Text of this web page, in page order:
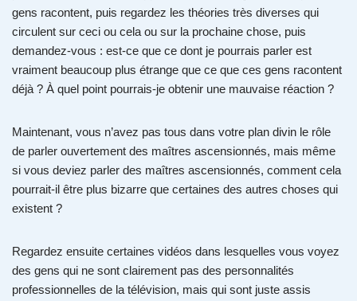
gens racontent, puis regardez les théories très diverses qui
circulent sur ceci ou cela ou sur la prochaine chose, puis
demandez-vous : est-ce que ce dont je pourrais parler est
vraiment beaucoup plus étrange que ce que ces gens racontent
déjà ? À quel point pourrais-je obtenir une mauvaise réaction ?
Maintenant, vous n’avez pas tous dans votre plan divin le rôle
de parler ouvertement des maîtres ascensionnés, mais même
si vous deviez parler des maîtres ascensionnés, comment cela
pourrait-il être plus bizarre que certaines des autres choses qui
existent ?
Regardez ensuite certaines vidéos dans lesquelles vous voyez
des gens qui ne sont clairement pas des personnalités
professionnelles de la télévision, mais qui sont juste assis